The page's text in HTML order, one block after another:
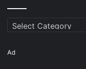
Categories
Ad